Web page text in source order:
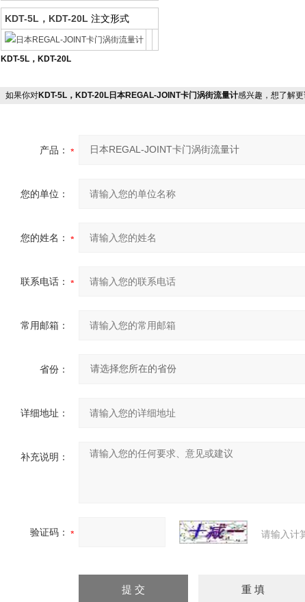
KDT-5L，KDT-20L 注文形式
KDT-5L，KDT-20L
如果你对KDT-5L，KDT-20L日本REGAL-JOINT卡门涡街流量计感兴趣，想了解
产品：
您的单位：
您的姓名：
联系电话：
常用邮箱：
省份：
详细地址：
补充说明：
验证码： 请输入计